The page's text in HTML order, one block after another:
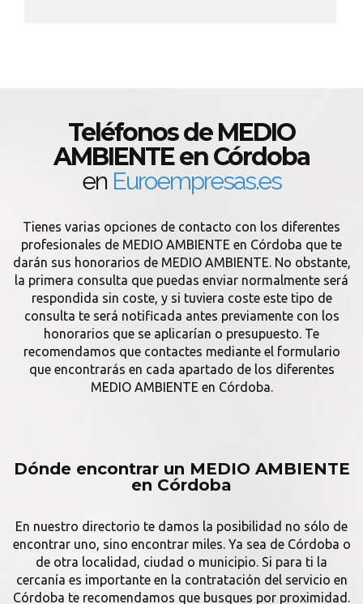
Teléfonos de MEDIO
AMBIENTE en Córdoba
en Euroempresas.es
Tienes varias opciones de contacto con los diferentes
profesionales de MEDIO AMBIENTE en Córdoba que te
darán sus honorarios de MEDIO AMBIENTE. No obstante,
la primera consulta que puedas enviar normalmente será
respondida sin coste, y si tuviera coste este tipo de
consulta te será notificada antes previamente con los
honorarios que se aplicarían o presupuesto. Te
recomendamos que contactes mediante el formulario
que encontrarás en cada apartado de los diferentes
MEDIO AMBIENTE en Córdoba.
Dónde encontrar un MEDIO AMBIENTE
en Córdoba
En nuestro directorio te damos la posibilidad no sólo de
encontrar uno, sino encontrar miles. Ya sea de Córdoba o
de otra localidad, ciudad o municipio. Si para ti la
cercanía es importante en la contratación del servicio en
Córdoba te recomendamos que busques por proximidad.